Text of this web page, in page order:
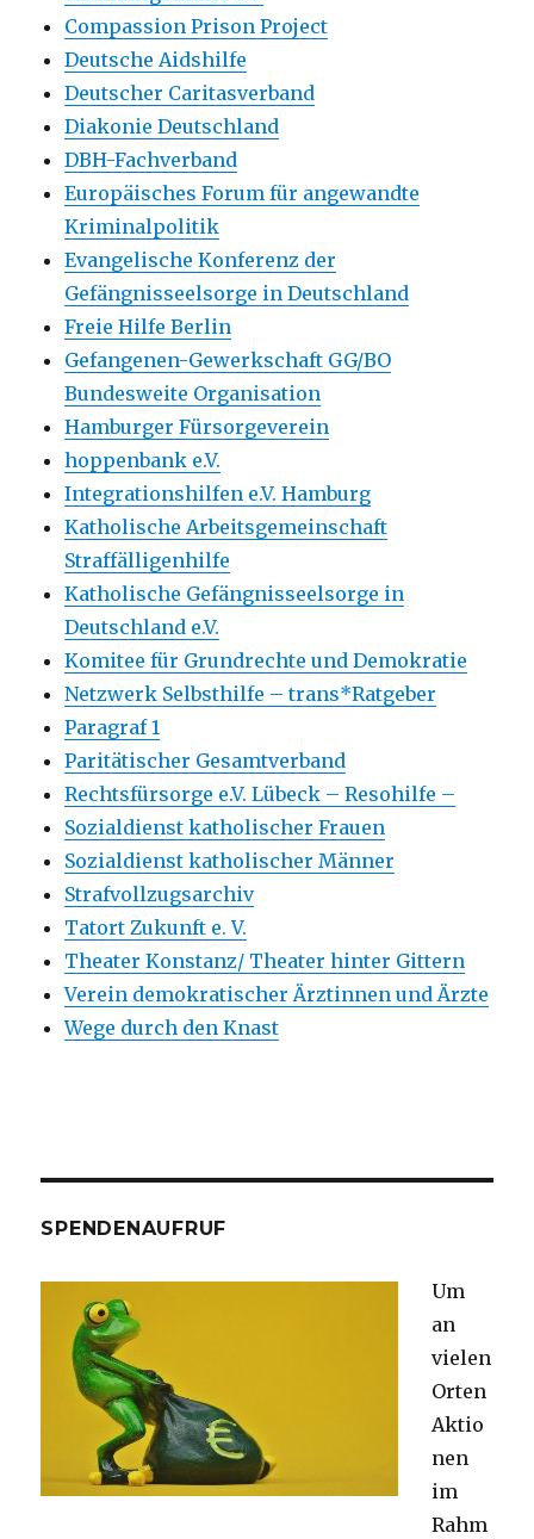
Compassion Prison Project
Deutsche Aidshilfe
Deutscher Caritasverband
Diakonie Deutschland
DBH-Fachverband
Europäisches Forum für angewandte
Kriminalpolitik
Evangelische Konferenz der
Gefängnisseelsorge in Deutschland
Freie Hilfe Berlin
Gefangenen-Gewerkschaft GG/BO
Bundesweite Organisation
Hamburger Fürsorgeverein
hoppenbank e.V.
Integrationshilfen e.V. Hamburg
Katholische Arbeitsgemeinschaft
Straffälligenhilfe
Katholische Gefängnisseelsorge in
Deutschland e.V.
Komitee für Grundrechte und Demokratie
Netzwerk Selbsthilfe – trans*Ratgeber
Paragraf 1
Paritätischer Gesamtverband
Rechtsfürsorge e.V. Lübeck – Resohilfe –
Sozialdienst katholischer Frauen
Sozialdienst katholischer Männer
Strafvollzugsarchiv
Tatort Zukunft e. V.
Theater Konstanz/ Theater hinter Gittern
Verein demokratischer Ärztinnen und Ärzte
Wege durch den Knast
SPENDENAUFRUF
Um
an
vielen
Orten
Aktio
nen
im
Rahm